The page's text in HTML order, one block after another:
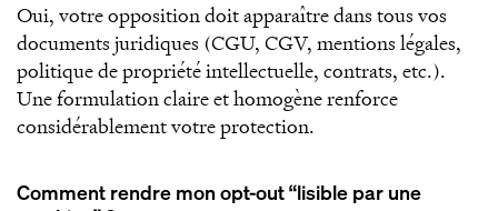
Oui, votre opposition doit apparaître dans tous vos
documents juridiques (CGU, CGV, mentions légales,
politique de propriété intellectuelle, contrats, etc.).
Une formulation claire et homogène renforce
considérablement votre protection.
Comment rendre mon opt-out “lisible par une